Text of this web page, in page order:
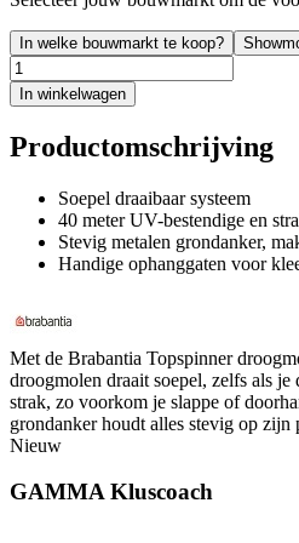
In welke bouwmarkt te koop?
In winkelwagen
Productomschrijving
Soepel draaibaar systeem
40 meter UV-bestendige en
Stevig metalen grondanker,
Handige ophanggaten voor
Met de Brabantia Topspinner
droogmolen draait soepel, zelfs als
strak, zo voorkom je slappe of
grondanker houdt alles stevig op
Nieuw
GAMMA Kluscoach